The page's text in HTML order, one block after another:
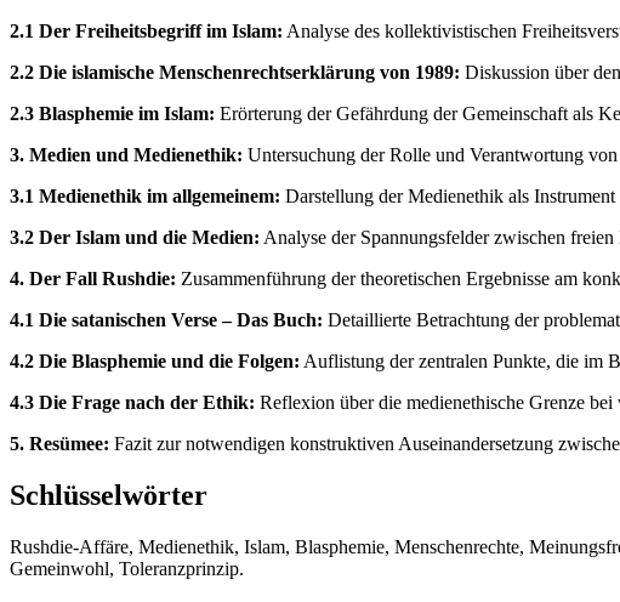
2.1 Der Freiheitsbegriff im Islam: Analyse des kollektivistischen
2.2 Die islamische Menschenrechtserklärung von 1989: Diskussion über
2.3 Blasphemie im Islam: Erörterung der Gefährdung der Gemeinschaft als
3. Medien und Medienethik: Untersuchung der Rolle und Verantwortung
3.1 Medienethik im allgemeinem: Darstellung der Medienethik als
3.2 Der Islam und die Medien: Analyse der Spannungsfelder zwischen
4. Der Fall Rushdie: Zusammenführung der theoretischen Ergebnisse am
4.1 Die satanischen Verse – Das Buch: Detaillierte Betrachtung der
4.2 Die Blasphemie und die Folgen: Auflistung der zentralen Punkte, die im
4.3 Die Frage nach der Ethik: Reflexion über die medienethische Grenze
5. Resümee: Fazit zur notwendigen konstruktiven Auseinandersetzung
Schlüsselwörter
Rushdie-Affäre, Medienethik, Islam, Blasphemie, Menschenrechte,
Gemeinwohl, Toleranzprinzip.